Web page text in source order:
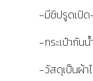
-มีซิปรูดเปิ
-กระเป๋ากัน
-วัสดุเป็นผ้า